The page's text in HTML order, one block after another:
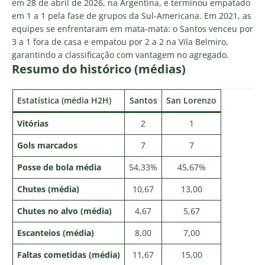
em 28 de abril de 2026, na Argentina, e terminou empatado
em 1 a 1 pela fase de grupos da Sul-Americana. Em 2021, as
equipes se enfrentaram em mata-mata: o Santos venceu por
3 a 1 fora de casa e empatou por 2 a 2 na Vila Belmiro,
garantindo a classificação com vantagem no agregado.
Resumo do histórico (médias)
Estatística (média H2H) Santos San Lorenzo
Vitórias 2
1
Gols marcados
7
7
Posse de bola média
54,33%
45,67%
Chutes (média)
10,67
13,00
Chutes no alvo (média)
4,67
5,67
Escanteios (média)
8,00
7,00
Faltas cometidas (média)
11,67 15,00